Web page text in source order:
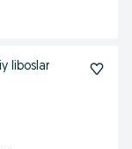
liboslar